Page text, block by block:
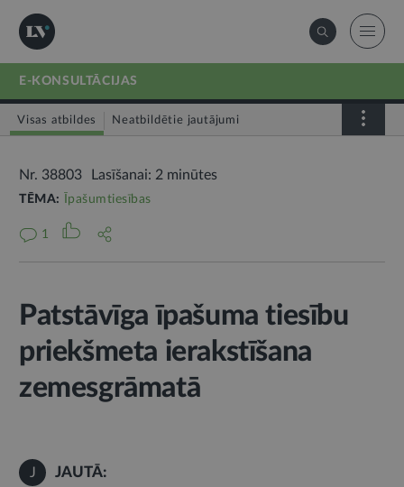
E-KONSULTĀCIJAS
Visas atbildes Neatbildētie jautājumi
Nr. 38803 Lasīšanai: 2 minūtes
TĒMA: Īpašumtiesības
1
Patstāvīga īpašuma tiesību
priekšmeta ierakstīšana
zemesgrāmatā
J JAUTĀ: